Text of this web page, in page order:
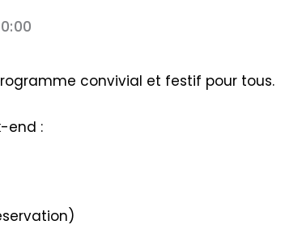
convivial et festif pour tous.
end :